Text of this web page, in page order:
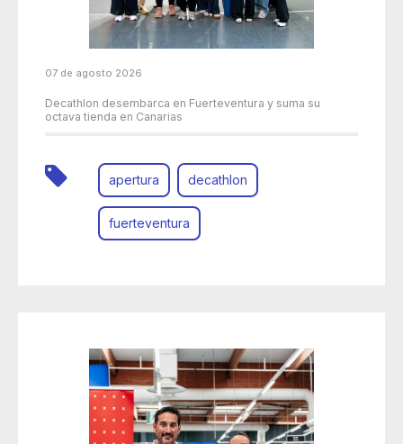
07 de agosto 2026
Decathlon desembarca en Fuerteventura y suma su
octava tienda en Canarias
apertura decathlon
fuerteventura